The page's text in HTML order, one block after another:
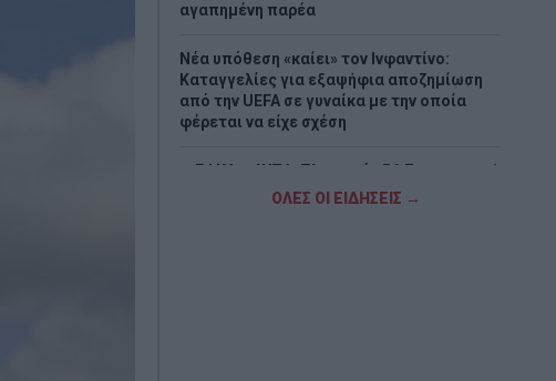
αγαπημένη παρέα
Νέα υπόθεση «καίει» τον Ινφαντίνο:
Καταγγελίες για εξαψήφια αποζημίωση
από την UEFA σε γυναίκα με την οποία
φέρεται να είχε σχέση
e-ΕΦΚΑ – ΔΥΠΑ: Πληρωμές 56,7 εκατ. ευρώ
έως τις 14 Αυγούστου – Ποιοι πάνε
ΟΛΕΣ ΟΙ ΕΙΔΗΣΕΙΣ →